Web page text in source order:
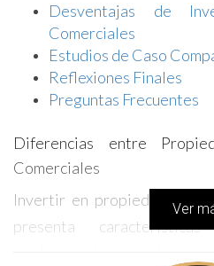
Desventajas de
Comerciales
Estudios de Caso
Reflexiones Finales
Preguntas Frecuentes
Diferencias entre
Comerciales
Invertir en propiedades
presenta
Ver